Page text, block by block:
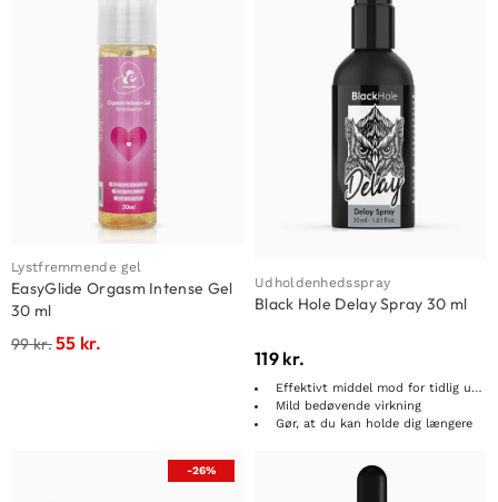
Lystfremmende gel
EasyGlide Orgasm Intense Gel
30 ml
99kr.55 kr.
Udholdenhedsspray
Black Hole Delay Spray 30 ml
119 kr.
Effektivt middel mod for tidlig udløsning
Mild bedøvende virkning
Gør, at du kan holde dig længere
-26%